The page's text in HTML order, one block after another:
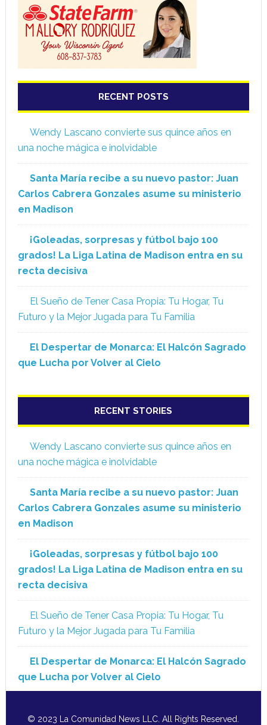
RECENT POSTS
Wendy Lascano convierte sus quince años en
una noche mágica e inolvidable
Santa María recibe a su nuevo pastor: Juan
Carlos Cabrera Gonzales asume su ministerio
en Madison
¡Goleadas, sorpresas y fútbol bajo 100
grados! La Liga Latina de Madison entra en su
recta decisiva
El Sueño de Tener Casa Propia: Tu Hogar, Tu
Futuro y la Mejor Jugada para Tu Familia
El Despertar de Monarca: El Halcón Sagrado
que Lucha por Volver al Cielo
RECENT STORIES
Wendy Lascano convierte sus quince años en
una noche mágica e inolvidable
Santa María recibe a su nuevo pastor: Juan
Carlos Cabrera Gonzales asume su ministerio
en Madison
¡Goleadas, sorpresas y fútbol bajo 100
grados! La Liga Latina de Madison entra en su
recta decisiva
El Sueño de Tener Casa Propia: Tu Hogar, Tu
Futuro y la Mejor Jugada para Tu Familia
El Despertar de Monarca: El Halcón Sagrado
que Lucha por Volver al Cielo
© 2023 La Comunidad News LLC. All Rights Reserved.